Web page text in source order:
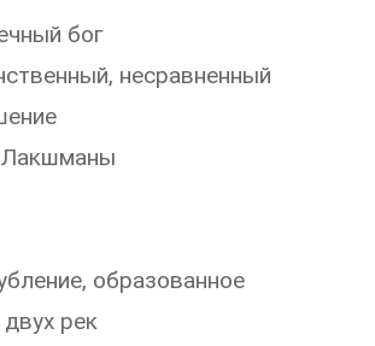
бог
несравненный
Лакшманы
образованное
рек